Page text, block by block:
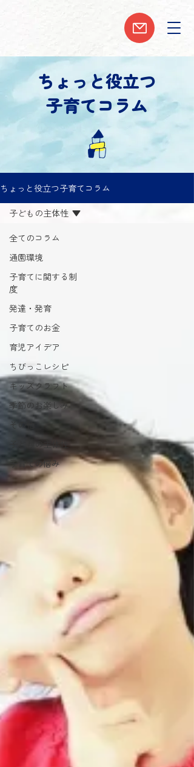
ちょっと役立つ
子育てコラム
ちょっと役立つ子育てコラム
全てのコラム
通園環境
子育てに関する制
度
発達・発育
子育てのお金
育児アイデア
ちびっこレシピ
キッズクラフト
季節のお楽しみ
その他
子どもの主体性
子育ての悩み
子どもの主体性